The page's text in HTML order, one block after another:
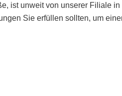
ist unweit von unserer Filiale
Sie erfüllen sollten, um